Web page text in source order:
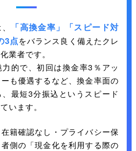
「高換金率」「スピード対
3点をバランス良く備えたクレ
業者です。
的で、初回は換金率3％アッ
も優遇するなど、換金率面の
最短3分振込というスピード
います。
籍確認なし・プライバシー保
側の「現金化を利用する際の